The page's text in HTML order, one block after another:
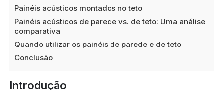
Painéis acústicos montados no teto
Painéis acústicos de parede vs. de teto: Uma análise
comparativa
Quando utilizar os painéis de parede e de teto
Conclusão
Introdução